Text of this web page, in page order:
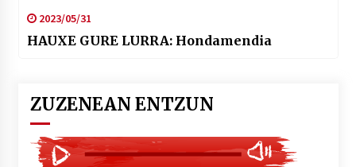
2023/05/31
HAUXE GURE LURRA: Hondamendia
ZUZENEAN ENTZUN